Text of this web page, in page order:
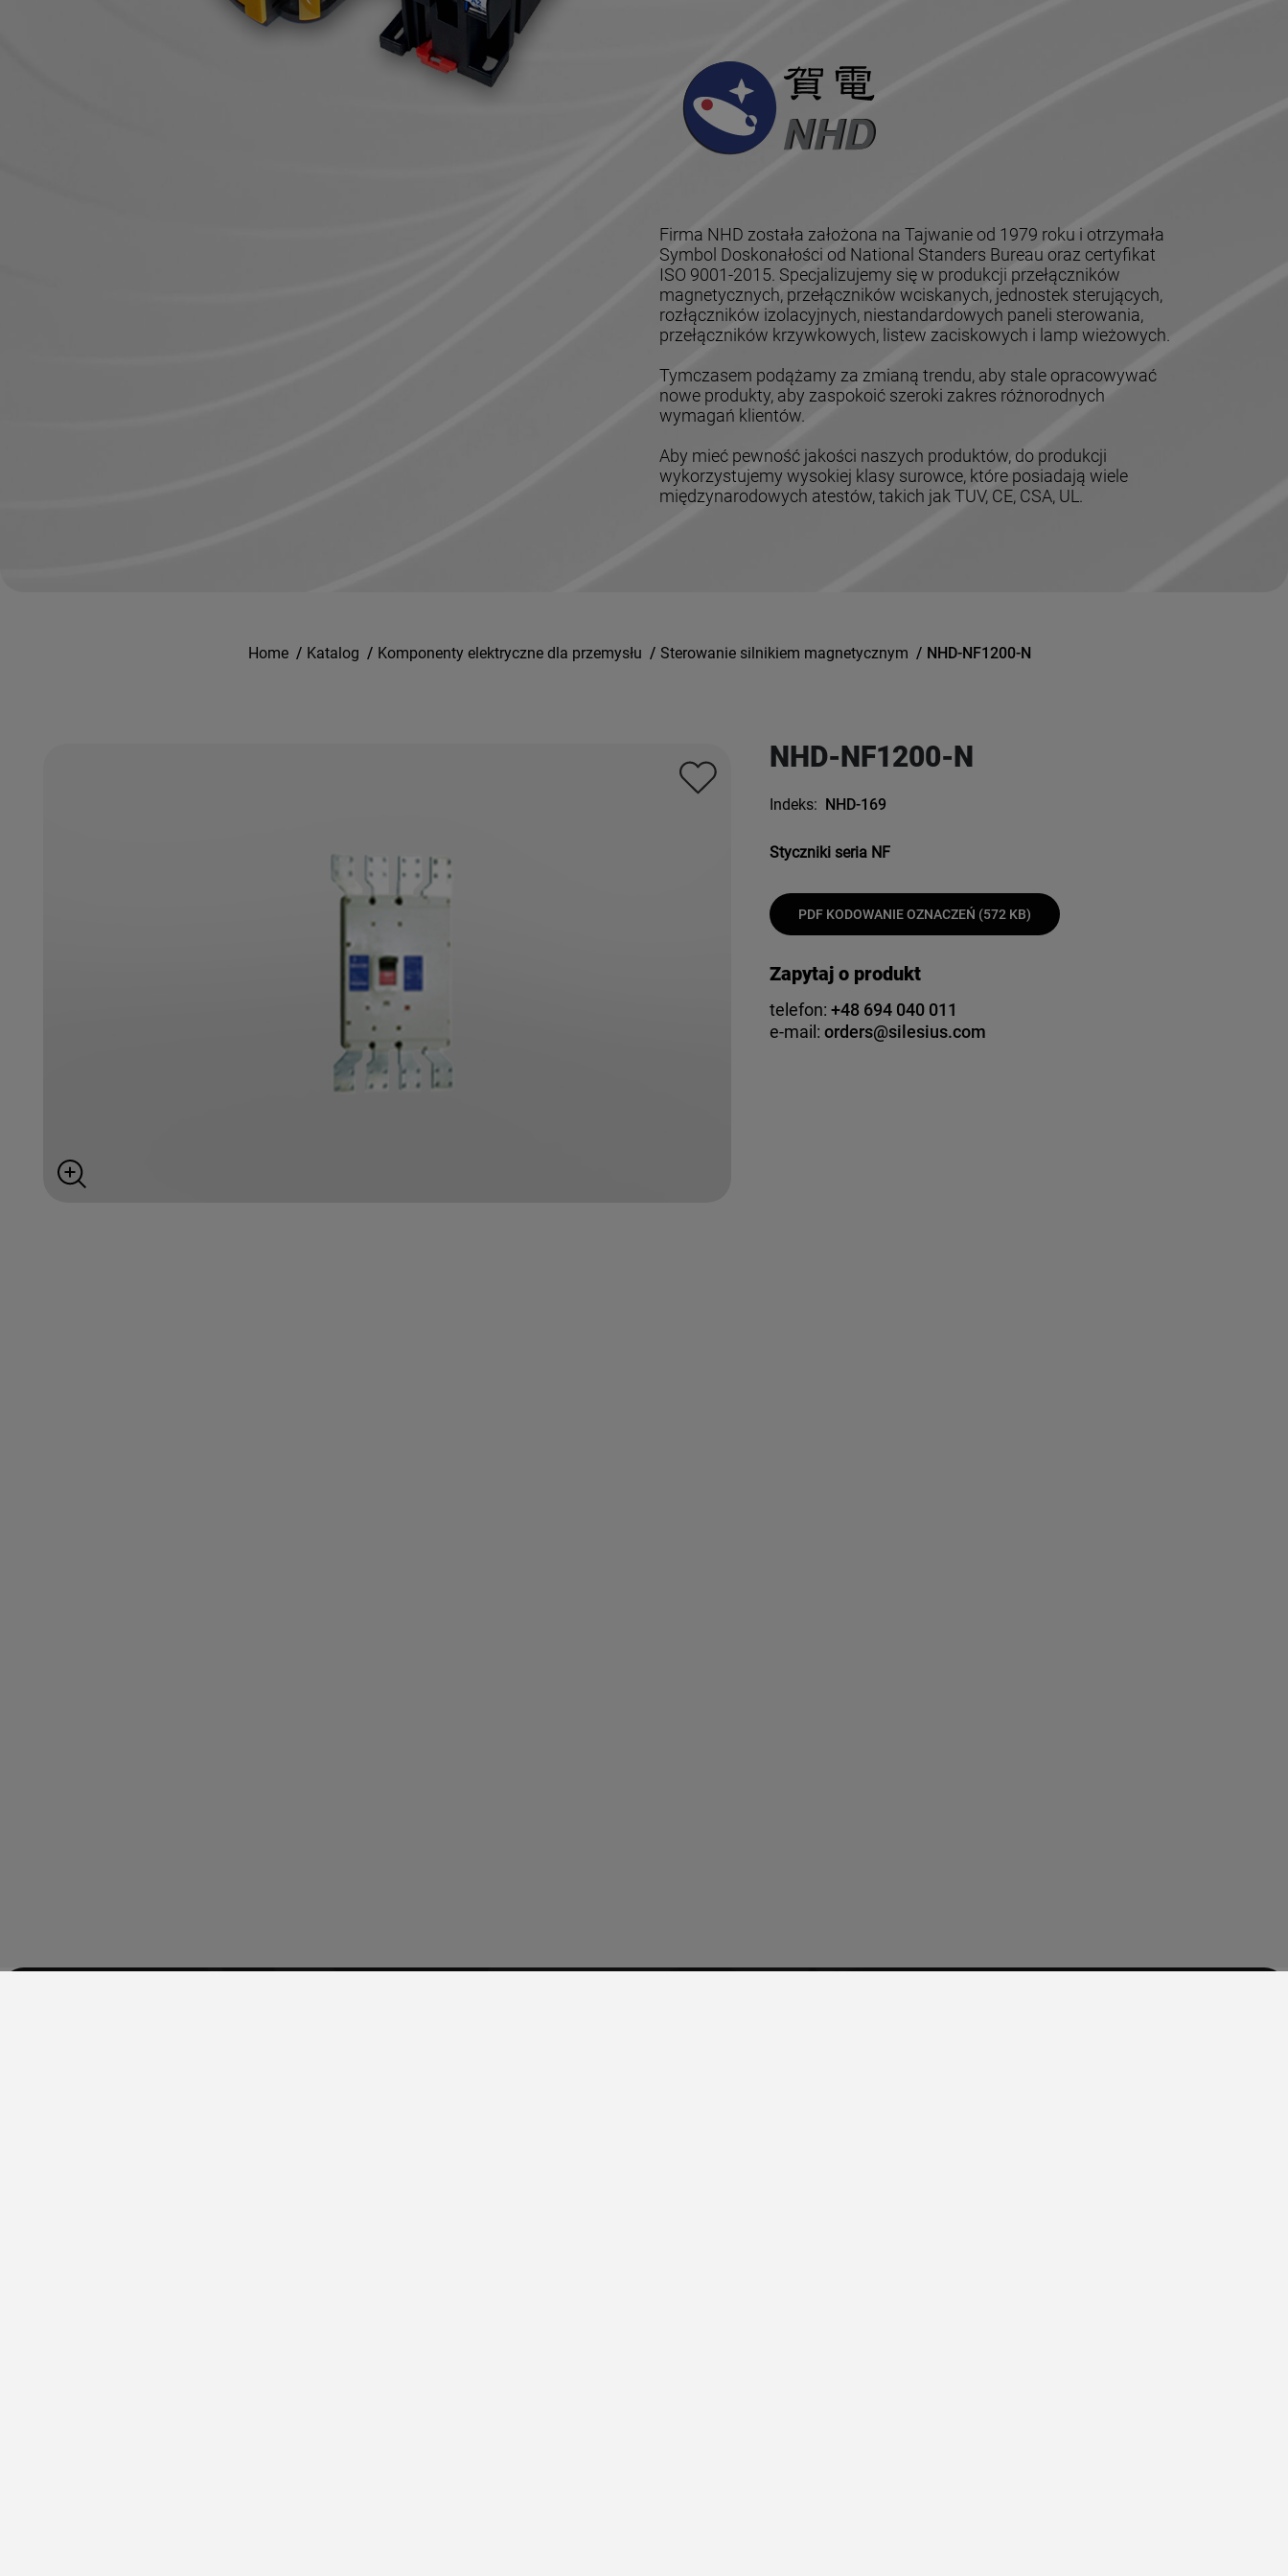
Firma NHD została założona na Tajwanie od 1979 roku i otrzymała
Symbol Doskonałości od National Standers Bureau oraz certyfikat
ISO 9001-2015. Specjalizujemy się w produkcji przełączników
magnetycznych, przełączników wciskanych, jednostek sterujących,
rozłączników izolacyjnych, niestandardowych paneli sterowania,
przełączników krzywkowych, listew zaciskowych i lamp wieżowych.
Tymczasem podążamy za zmianą trendu, aby stale opracowywać
nowe produkty, aby zaspokoić szeroki zakres różnorodnych
wymagań klientów.
Aby mieć pewność jakości naszych produktów, do produkcji
wykorzystujemy wysokiej klasy surowce, które posiadają wiele
międzynarodowych atestów, takich jak TUV, CE, CSA, UL.
Home / Katalog / Komponenty elektryczne dla przemysłu / Sterowanie silnikiem magnetycznym / NHD-NF1200-N
NHD-NF1200-N
Indeks: NHD-169
Styczniki seria NF
PDF KODOWANIE OZNACZEŃ (572 KB)
Zapytaj o produkt
telefon:+48 694 040 011
e-mail:orders@silesius.com